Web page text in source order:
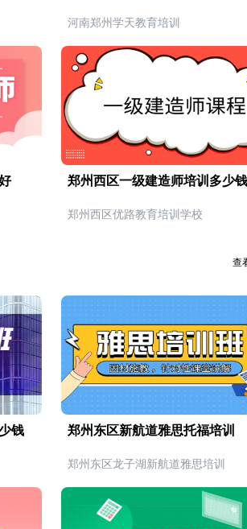
河南郑州学天教育培训
郑州西区一级建造师培训多少
郑州西区优路教育培训学校
查
钱 郑州东区新航道雅思托福培训
郑州东区龙子湖新航道雅思培训